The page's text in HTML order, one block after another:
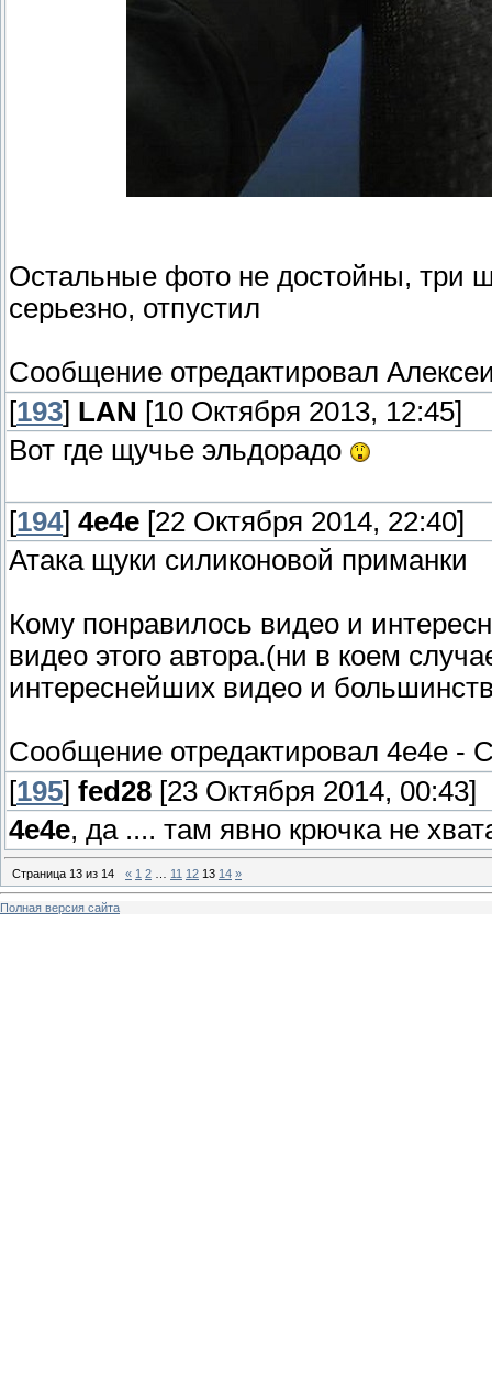
Остальные фото не достойны, три
серьезно, отпустил
Сообщение отредактировал
[193] LAN [10 Октября 2013, 12:45]
Вот где щучье эльдорадо
[194] 4e4e [22 Октября 2014, 22:40]
Атака щуки силиконовой приманки
Кому понравилось видео и
видео этого автора.(ни в коем
интереснейших видео и
Сообщение отредактировал 4e4e -
[195] fed28 [23 Октября 2014, 00:43]
4e4e, да .... там явно крючка не
Страница 13 из 14 « 1 2 11 12 13 14 »
Полная версия сайта